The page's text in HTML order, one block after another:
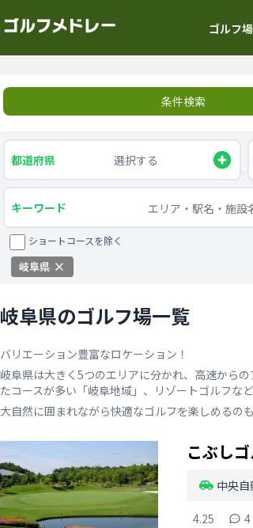
ゴルフ
条件検索
都道府県 選択する
キーワード
ショートコースを除く
岐阜県
岐阜県のゴルフ場一覧
バリエーション豊富なロケーション！
岐阜県は大きく5つのエリアに分かれ、高速から
たコースが多い「岐阜地域」、リゾートゴルフな
大自然に囲まれながら快適なゴルフを楽しめるの
こぶし
中央
4.25 4